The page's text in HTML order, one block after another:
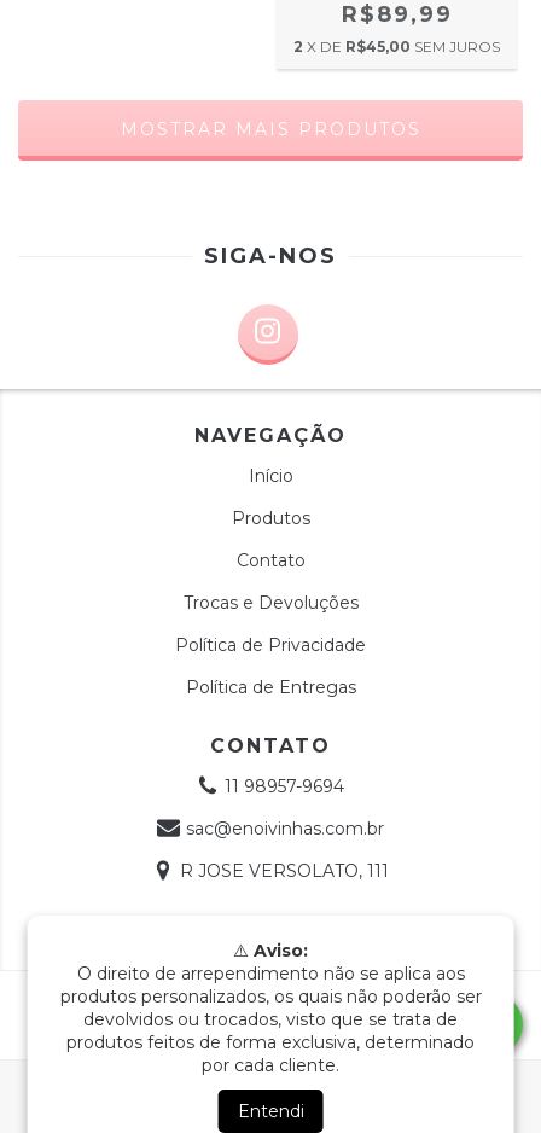
Ao navegar por este sitevocê aceita o uso de cookies
para agilizar a sua experiência de compra.
R$89,99
2 X DE R$45,00 SEM JUROS
MOSTRAR MAIS PRODUTOS
SIGA-NOS
NAVEGAÇÃO
Início
Produtos
Contato
Trocas e Devoluções
Política de Privacidade
Política de Entregas
CONTATO
11 98957-9694
sac@enoivinhas.com.br
R JOSE VERSOLATO, 111
⚠️ Aviso:
O direito de arrependimento não se aplica aos
produtos personalizados, os quais não poderão ser
devolvidos ou trocados, visto que se trata de
produtos feitos de forma exclusiva, determinado
por cada cliente.
Entendi
Copyright e-Noivinhas - 18768991000112 - 2026. Todos os
direitos reservados.